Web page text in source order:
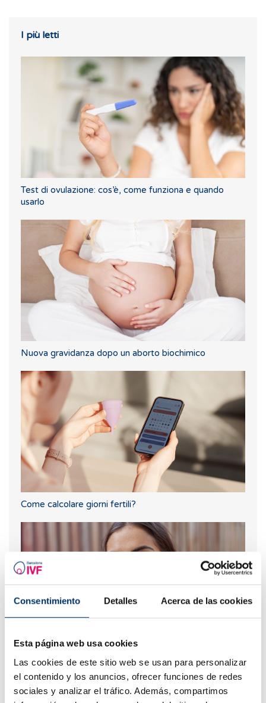
Consentimiento Detalles Acerca de las cookies
Esta página web usa cookies
Las cookies de este sitio web se usan para personalizar
el contenido y los anuncios, ofrecer funciones de redes
sociales y analizar el tráfico. Además, compartimos
I più letti
Test di ovulazione: cos’è, come funziona e quando
usarlo
Nuova gravidanza dopo un aborto biochimico
Come calcolare giorni fertili?